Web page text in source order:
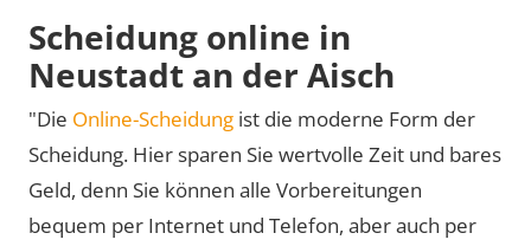
Scheidung online in
Neustadt an der Aisch
"Die Online-Scheidung ist die moderne Form der
Scheidung. Hier sparen Sie wertvolle Zeit und bares
Geld, denn Sie können alle Vorbereitungen
bequem per Internet und Telefon, aber auch per